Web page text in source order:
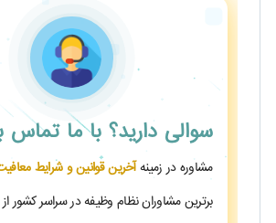
سوالی دارید؟ با ما تماس
مشاوره در زمینهآخرین قوانین و شرایط